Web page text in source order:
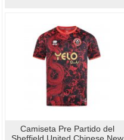
Camiseta Pre Partido del